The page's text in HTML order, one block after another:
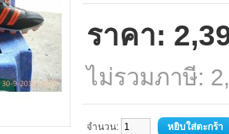
ราคา:
ไม่รวมภาษี:
จำนวน: